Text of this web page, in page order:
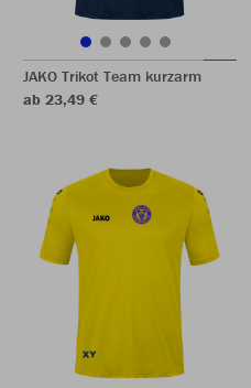
JAKO Trikot Team kurzarm
ab 23,49 €